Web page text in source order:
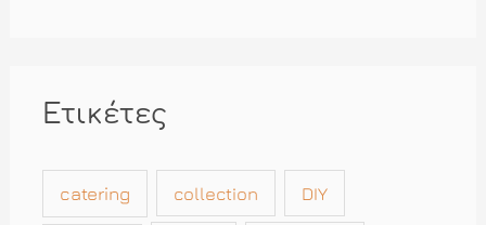
Ετικέτες
catering collection DIY